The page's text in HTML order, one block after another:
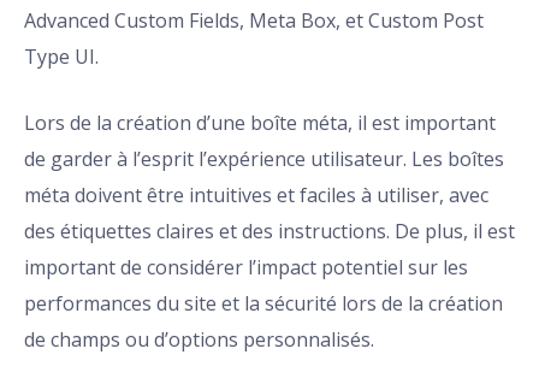
Advanced Custom Fields, Meta Box, et Custom Post
Type UI.
Lors de la création d’une boîte méta, il est important
de garder à l’esprit l’expérience utilisateur. Les boîtes
méta doivent être intuitives et faciles à utiliser, avec
des étiquettes claires et des instructions. De plus, il est
important de considérer l’impact potentiel sur les
performances du site et la sécurité lors de la création
de champs ou d’options personnalisés.